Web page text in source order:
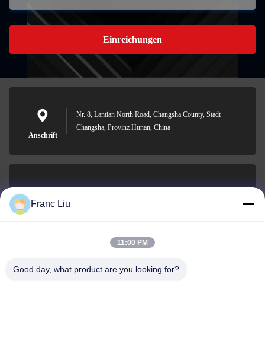
Einreichungen
Anschrift
Nr. 8, Lantian North Road, Changsha County, Stadt
Changsha, Provinz Hunan, China
E-Mail-Adresse
0086-15367845621
Franc Liu
11:00 PM
Good day, what product are you looking for?